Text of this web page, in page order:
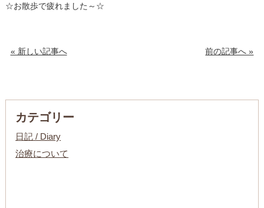
☆お散歩で疲れました～☆
« 新しい記事へ 前の記事へ »
カテゴリー
日記 / Diary
治療について